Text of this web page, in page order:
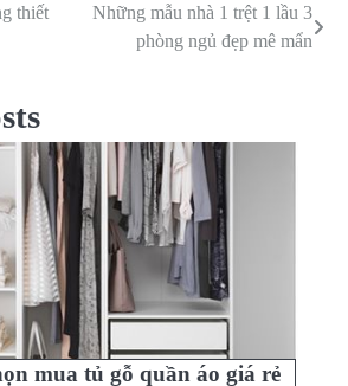
thiết
Những mẫu nhà 1 trệt 1 lầu 3
phòng ngủ đẹp mê mẩn
mua tủ gỗ quần áo giá rẻ